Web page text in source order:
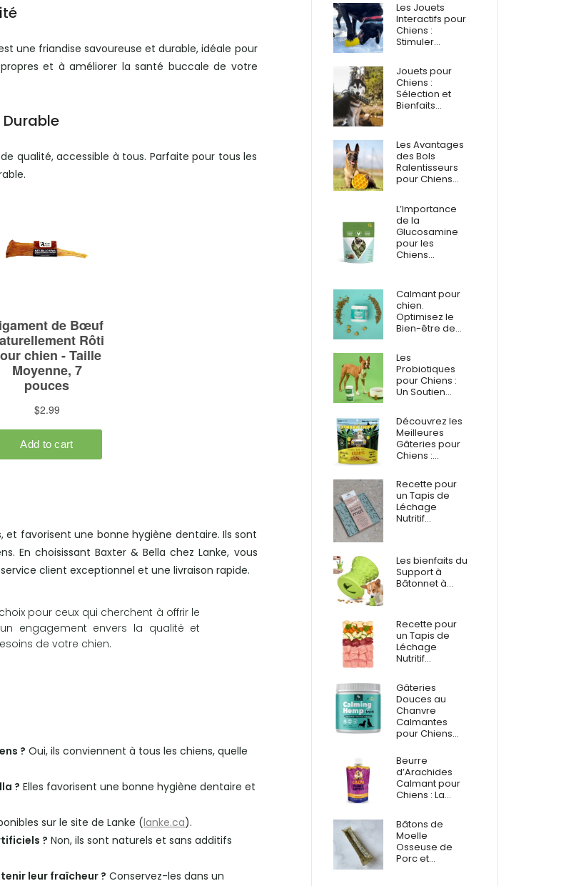
une friandise savoureuse et durable, idéale pour
et à améliorer la santé buccale de votre
qualité, accessible à tous. Parfaite pour tous les
et favorisent une bonne hygiène dentaire. Ils sont
En choisissant Baxter & Bella chez Lanke, vous
client exceptionnel et une livraison rapide.
pour ceux qui cherchent à offrir le
engagement envers la qualité et
de votre chien.
? Oui, ils conviennent à tous les chiens, quelle
? Elles favorisent une bonne hygiène dentaire et
sur le site de Lanke (lanke.ca).
? Non, ils sont naturels et sans additifs
leur fraîcheur ? Conservez-les dans un
Les Jouets
Interactifs pour
Chiens :
Stimuler…
Jouets pour
Chiens :
Sélection et
Bienfaits…
Les Avantages
des Bols
Ralentisseurs
pour Chiens…
L’Importance
de la
Glucosamine
pour les
Chiens…
Calmant pour
chien.
Optimisez le
Bien-être de…
Les
Probiotiques
pour Chiens :
Un Soutien…
Découvrez les
Meilleures
Gâteries pour
Chiens :…
Recette pour
un Tapis de
Léchage
Nutritif…
Les bienfaits du
Support à
Bâtonnet à…
Recette pour
un Tapis de
Léchage
Nutritif…
Gâteries
Douces au
Chanvre
Calmantes
pour Chiens…
Beurre
d’Arachides
Calmant pour
Chiens : La…
Bâtons de
Moelle
Osseuse de
Porc et…